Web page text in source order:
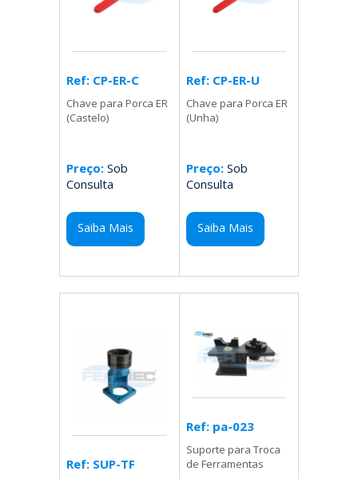
Ref: CP-ER-C
Chave para Porca ER
(Castelo)
Preço: Sob
Consulta
Saiba Mais
Ref: CP-ER-U
Chave para Porca ER
(Unha)
Preço:Sob
Consulta
Saiba Mais
Ref: SUP-TF
Ref: pa-023
Suporte para Troca
de Ferramentas